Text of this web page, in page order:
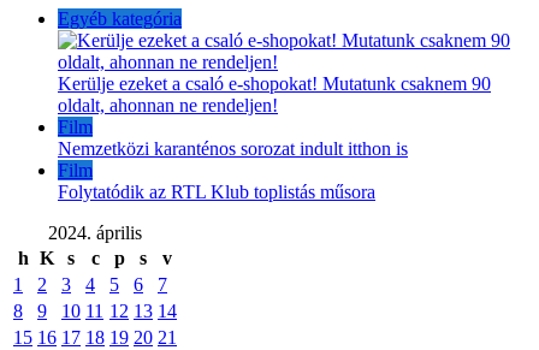
Egyéb kategória
Kerülje ezeket a csaló e-shopokat! Mutatunk csaknem 90
oldalt, ahonnan ne rendeljen!
Film
Nemzetközi karanténos sorozat indult itthon is
Film
Folytatódik az RTL Klub toplistás műsora
2024. április
h K s c p s
v
1
2 3 4 5 6
7
8
9 10 11 12 13 14
15 16 17 18 19 20 21